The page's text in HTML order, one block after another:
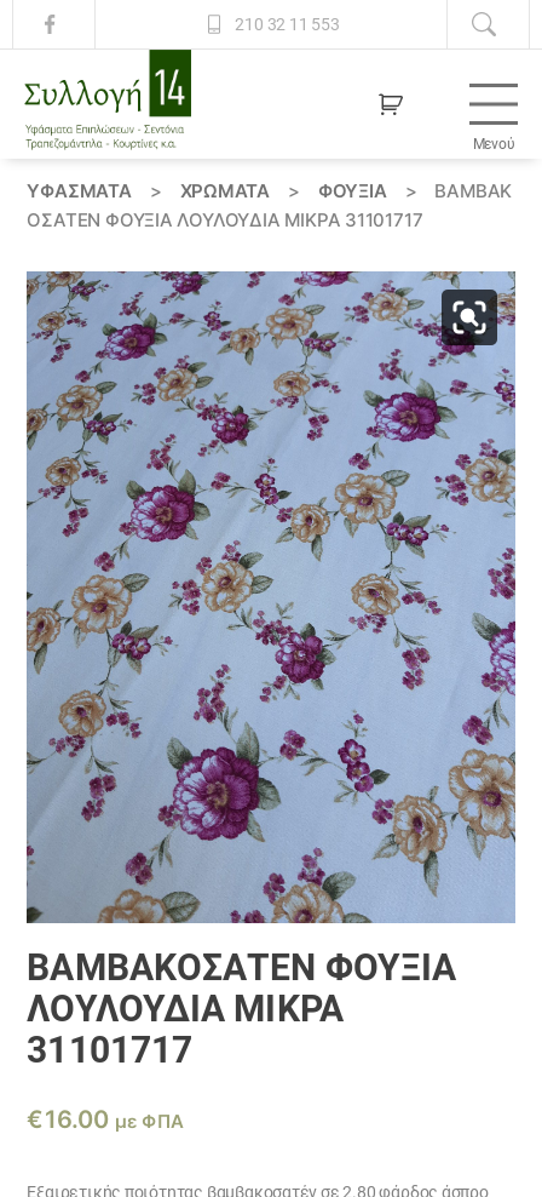
210 32 11 553
14
Μενού
ΥΦΆΣΜΑΤΑ > ΧΡΏΜΑΤΑ > ΦΟΥΞΙΑ >
ΒΑΜΒΑΚ
ΟΣΑΤΈΝ ΦΟΎΞΙΑ ΛΟΥΛΟΎΔΙΑ ΜΙΚΡΆ 31101717
ΒΑΜΒΑΚΟΣΑΤΈΝ ΦΟΎΞΙΑ
ΛΟΥΛΟΎΔΙΑ ΜΙΚΡΆ
31101717
€16.00 με ΦΠΑ
Εξαιρετικής ποιότητας βαμβακοσατέν σε 2.80 φάρδος άσπρο